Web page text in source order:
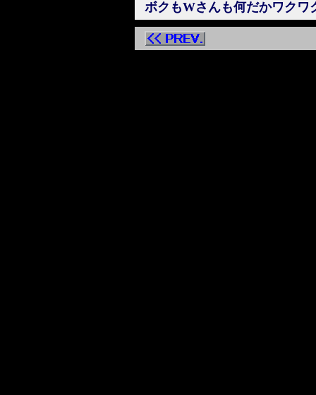
ボクもWさんも何だかワクワ